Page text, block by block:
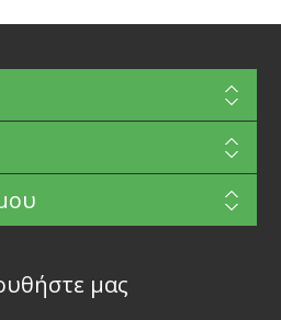
μας